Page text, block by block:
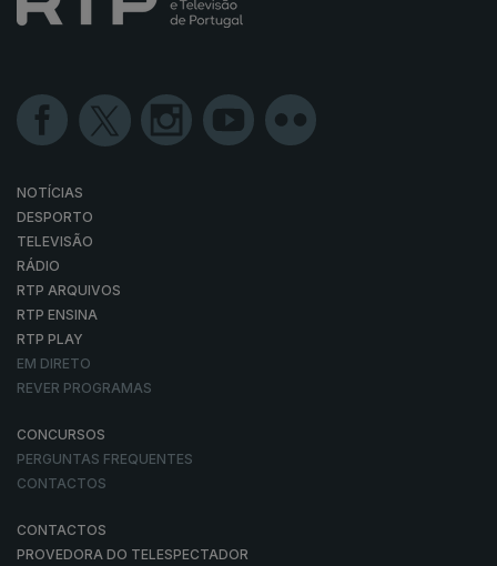
NOTÍCIAS
DESPORTO
TELEVISÃO
RÁDIO
RTP ARQUIVOS
RTP ENSINA
RTP PLAY
EM DIRETO
REVER PROGRAMAS
CONCURSOS
PERGUNTAS FREQUENTES
CONTACTOS
CONTACTOS
PROVEDORA DO TELESPECTADOR